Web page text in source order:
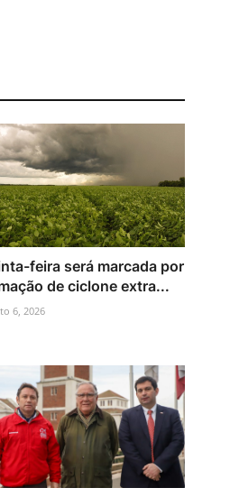
feira será marcada por
de ciclone extra...
6, 2026